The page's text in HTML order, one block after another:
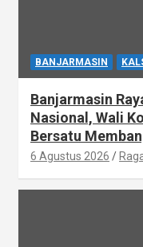
BANJARMASIN
Banjarmasin
Nasional, Wali
Bersatu
6 Agustus 2026